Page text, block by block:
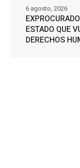
ESTADO QUE
DERECHOS
6 agosto, 2026